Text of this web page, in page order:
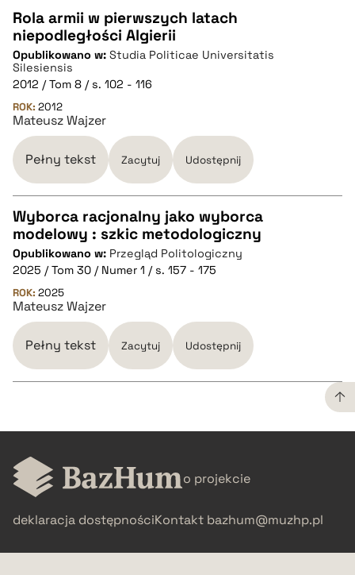
CZYSTY TEKST
pobierz cytat
BIBTEX
pobierz cytat
Rola armii w pierwszych latach
niepodległości Algierii
Opublikowano w: Studia Politicae Universitatis
Silesiensis
2012 / Tom 8 / s. 102 - 116
ROK: 2012
Mateusz Wajzer
Pełny tekst Zacytuj Udostępnij
CZYSTY TEKST
pobierz cytat
BIBTEX
pobierz cytat
Wyborca racjonalny jako wyborca
modelowy : szkic metodologiczny
Opublikowano w: Przegląd Politologiczny
2025 / Tom 30 / Numer 1 / s. 157 - 175
ROK: 2025
Mateusz Wajzer
Pełny tekst Zacytuj Udostępnij
CZYSTY TEKST
pobierz cytat
BIBTEX
o projekcie
deklaracja dostępnościKontakt bazhum@muzhp.pl